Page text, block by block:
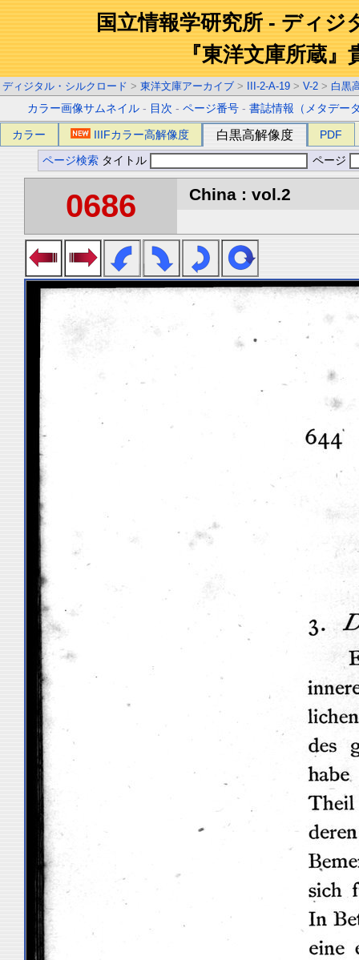
国立情報学研究所 - ディジ
『東洋文庫所蔵』
ディジタル・シルクロード > 東洋文庫アーカイブ > III-2-A-19 > V-2 > 白黒
カラー画像サムネイル - 目次 -ページ番号 -書誌情報（メタデー
カラー IIIFカラー高解像度 白黒高解像度 PDF
ページ検索 タイトル ページ
0686 China : vol.2